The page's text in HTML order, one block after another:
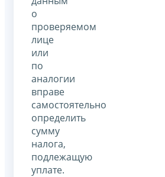
о
проверяемом
лице
или
по
аналогии
вправе
самостоятельно
определить
сумму
налога,
подлежащую
уплате.